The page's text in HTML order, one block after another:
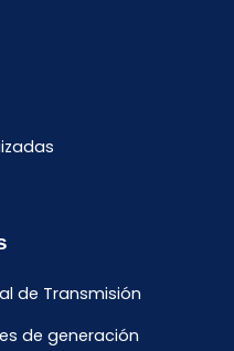
de Transmisión
de generación